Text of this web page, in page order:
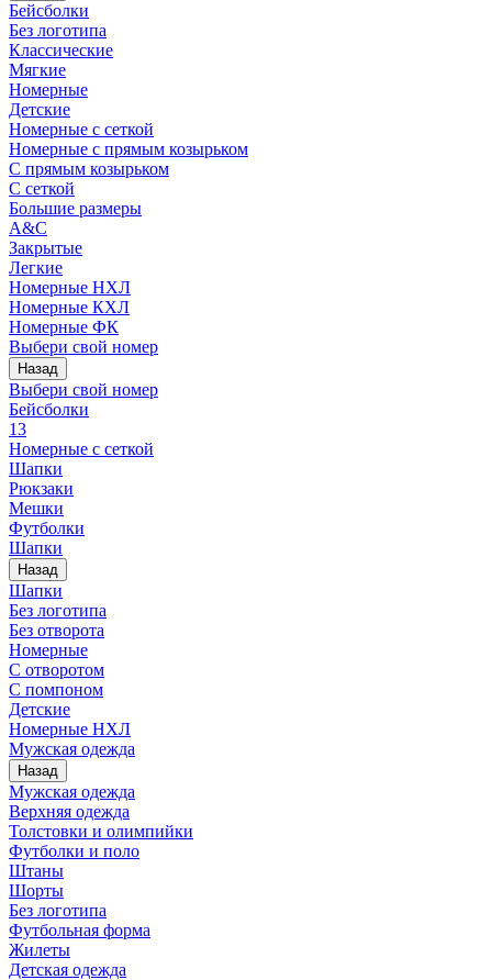
Бейсболки
Без логотипа
Классические
Мягкие
Номерные
Детские
Номерные с сеткой
Номерные с прямым козырьком
С прямым козырьком
С сеткой
Большие размеры
A&C
Закрытые
Легкие
Номерные НХЛ
Номерные КХЛ
Номерные ФК
Выбери свой номер
Назад
Выбери свой номер
Бейсболки
13
Номерные с сеткой
Шапки
Рюкзаки
Мешки
Футболки
Шапки
Назад
Шапки
Без логотипа
Без отворота
Номерные
С отворотом
С помпоном
Детские
Номерные НХЛ
Мужская одежда
Назад
Мужская одежда
Верхняя одежда
Толстовки и олимпийки
Футболки и поло
Штаны
Шорты
Без логотипа
Футбольная форма
Жилеты
Детская одежда